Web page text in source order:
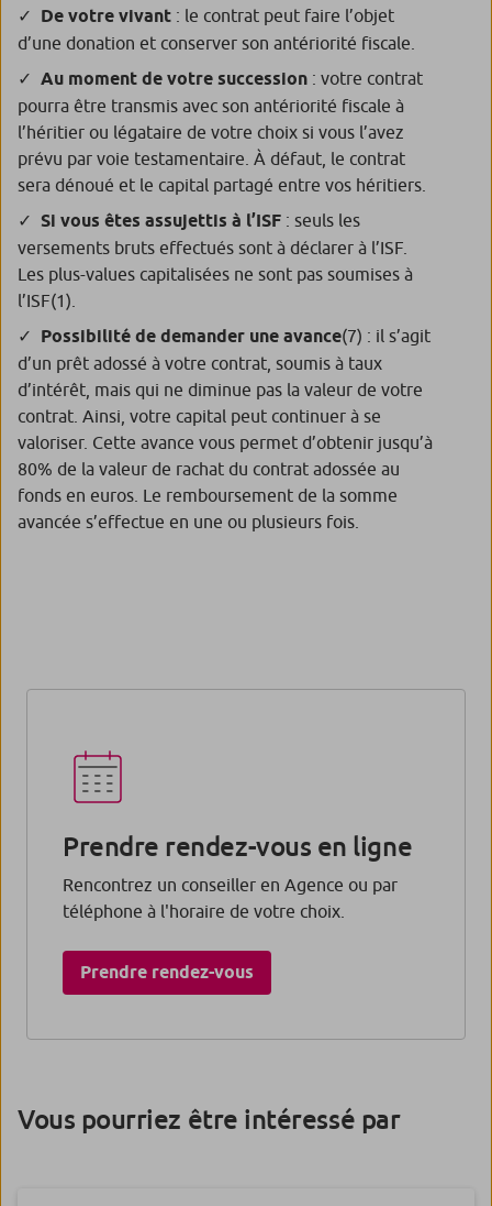
De votre vivant : le contrat peut faire l’objet
d’une donation et conserver son antériorité fiscale.
Au moment de votre succession : votre contrat
pourra être transmis avec son antériorité fiscale à
l’héritier ou légataire de votre choix si vous l’avez
prévu par voie testamentaire. À défaut, le contrat
sera dénoué et le capital partagé entre vos héritiers.
Si vous êtes assujettis à l’ISF : seuls les
versements bruts effectués sont à déclarer à l’ISF.
Les plus-values capitalisées ne sont pas soumises à
l’ISF(1)
Possibilité de demander une avance(7) : il s’agit
d’un prêt adossé à votre contrat, soumis à taux
d’intérêt, mais qui ne diminue pas la valeur de votre
contrat. Ainsi, votre capital peut continuer à se
valoriser. Cette avance vous permet d’obtenir jusqu’à
80% de la valeur de rachat du contrat adossée au
fonds en euros. Le remboursement de la somme
avancée s’effectue en une ou plusieurs fois.
Prendre rendez-vous en ligne
Rencontrez un conseiller en Agence ou par
téléphone à l'horaire de votre choix.
Prendre rendez-vous​
Vous pourriez être intéressé par